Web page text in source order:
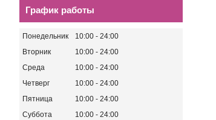
График работы
Понедельник 10:00
24:00
Вторник
10:00
24:00
Среда
10:00
24:00
Четверг
10:00
24:00
Пятница
10:00
24:00
Суббота
10:00
24:00